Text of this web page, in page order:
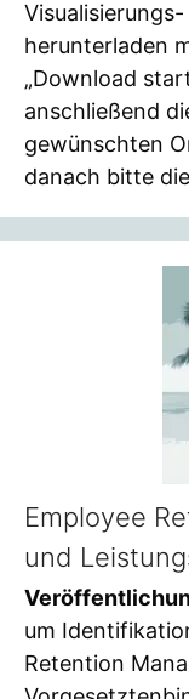
herunterladen
„Download
anschließend
gewünschten
danach bitte
Employee
und
um
Retention